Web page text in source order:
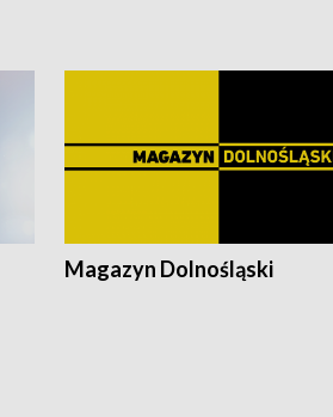
Magazyn Dolnośląski